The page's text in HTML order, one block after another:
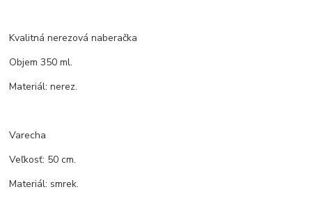
Kvalitná nerezová naberačka
Objem 350 ml.
Materiál: nerez.
Varecha
Veľkosť: 50 cm.
Materiál: smrek.